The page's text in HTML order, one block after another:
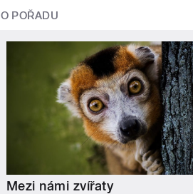
O POŘADU
Mezi námi zvířaty